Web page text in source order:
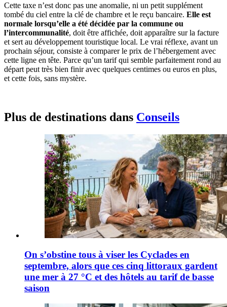
Cette taxe n’est donc pas une anomalie, ni un petit supplément
tombé du ciel entre la clé de chambre et le reçu bancaire. Elle est
normale lorsqu’elle a été décidée par la commune ou
l’intercommunalité, doit être affichée, doit apparaître sur la facture
et sert au développement touristique local. Le vrai réflexe, avant un
prochain séjour, consiste à comparer le prix de l’hébergement avec
cette ligne en tête. Parce qu’un tarif qui semble parfaitement rond au
départ peut très bien finir avec quelques centimes ou euros en plus,
et cette fois, sans mystère.
Plus de destinations dans Conseils
On s’obstine tous à viser les Cyclades en
septembre, alors que ces cinq littoraux gardent
une mer à 27 °C et des hôtels au tarif de basse
saison